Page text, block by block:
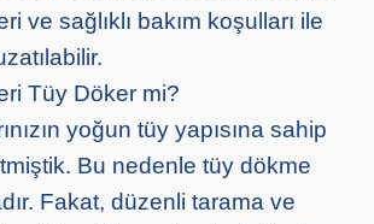
ve sağlıklı bakım koşulları ile
Tüy Döker mi?
yoğun tüy yapısına sahip
Bu nedenle tüy dökme
Fakat, düzenli tarama ve